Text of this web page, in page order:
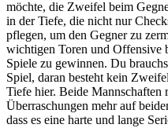
möchte, die Zweifel beim
in der Tiefe, die nicht nur
pflegen, um den Gegner zu
wichtigen Toren und Offensive
Spiele zu gewinnen. Du
Spiel, daran besteht kein
Tiefe hier. Beide Mannschaften
Überraschungen mehr auf
dass es eine harte und lange